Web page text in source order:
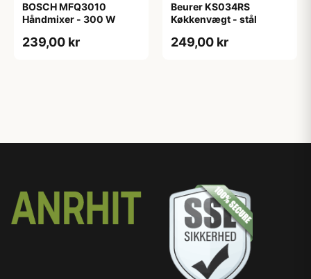
BOSCH MFQ3010
Håndmixer - 300 W
239,00 kr
Beurer KS034RS
Køkkenvægt - stål
249,00 kr